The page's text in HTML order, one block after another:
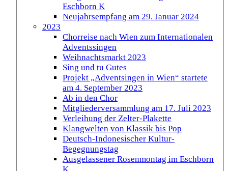
Eschborn K
Neujahrsempfang am 29. Januar 2024
2023
Chorreise nach Wien zum Internationalen
Adventssingen
Weihnachtsmarkt 2023
Sing und tu Gutes
Projekt „Adventsingen in Wien“ startete
am 4. September 2023
Ab in den Chor
Mitgliederversammlung am 17. Juli 2023
Verleihung der Zelter-Plakette
Klangwelten von Klassik bis Pop
Deutsch-Indonesischer Kultur-
Begegnungstag
Ausgelassener Rosenmontag im Eschborn